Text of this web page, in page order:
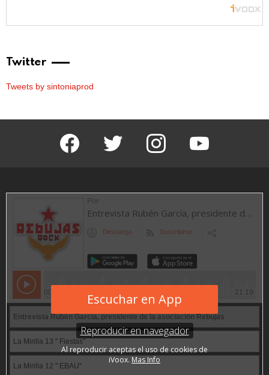
Twitter
Tweets by sintoniaprod
facebook twitter instagram